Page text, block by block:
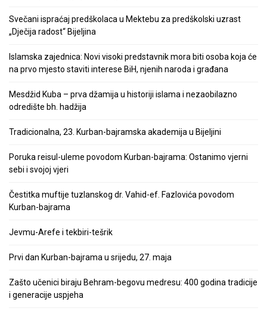
Svečani ispraćaj predškolaca u Mektebu za predškolski uzrast
„Dječija radost“ Bijeljina
Islamska zajednica: Novi visoki predstavnik mora biti osoba koja će
na prvo mjesto staviti interese BiH, njenih naroda i građana
Mesdžid Kuba – prva džamija u historiji islama i nezaobilazno
odredište bh. hadžija
Tradicionalna, 23. Kurban-bajramska akademija u Bijeljini
Poruka reisul-uleme povodom Kurban-bajrama: Ostanimo vjerni
sebi i svojoj vjeri
Čestitka muftije tuzlanskog dr. Vahid-ef. Fazlovića povodom
Kurban-bajrama
Jevmu-Arefe i tekbiri-tešrik
Prvi dan Kurban-bajrama u srijedu, 27. maja
Zašto učenici biraju Behram-begovu medresu: 400 godina tradicije
i generacije uspjeha